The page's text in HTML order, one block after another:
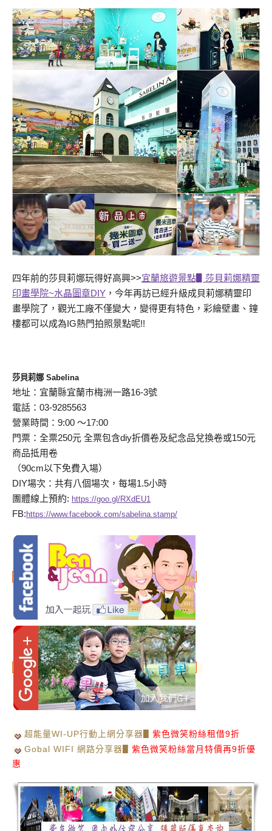
四年前的莎貝莉娜玩得好高興>>宜蘭旅遊景點▋莎貝莉娜精靈
印畫學院~水晶圖章DIY ，今年再訪已經升級成貝莉娜精靈印
畫學院了，觀光工廠不僅變大，變得更有特色，彩繪壁畫、鐘
樓都可以成為IG熱門拍照景點呢!!
莎貝莉娜 Sabelina
地址：宜蘭縣宜蘭巿梅洲一路16-3號
電話：03-9285563
營業時間：9:00 ～17:00
門票：全票250元 全票包含diy折價卷及紀念品兌換卷或150元
商品抵用卷
（90cm以下免費入場）
DIY場次：共有八個場次，每場1.5小時
團體線上預約: https://goo.gl/RXdEU1
FB:https://www.facebook.com/sabelina.stamp/
超能量WI-UP行動上網分享器▋ 紫色微笑粉絲租借9折
Gobal WIFI 網路分享器▋ 紫色微笑粉絲當月特價再9折優
惠